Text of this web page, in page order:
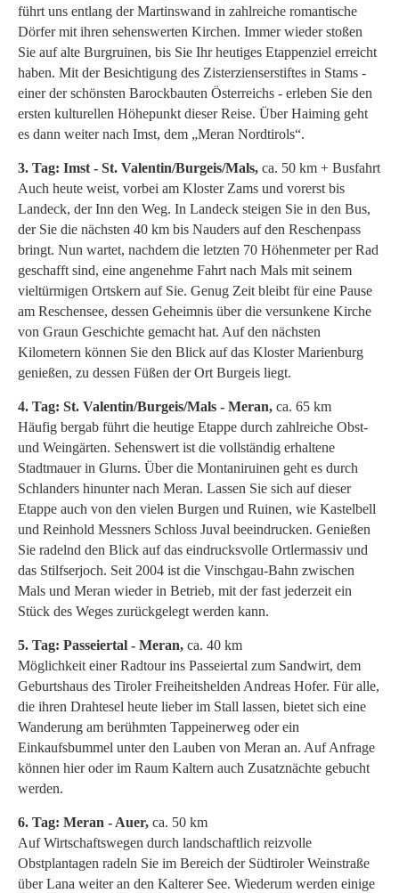
führt uns entlang der Martinswand in zahlreiche romantische
Dörfer mit ihren sehenswerten Kirchen. Immer wieder stoßen
Sie auf alte Burgruinen, bis Sie Ihr heutiges Etappenziel erreicht
haben. Mit der Besichtigung des Zisterzienserstiftes in Stams -
einer der schönsten Barockbauten Österreichs - erleben Sie den
ersten kulturellen Höhepunkt dieser Reise. Über Haiming geht
es dann weiter nach Imst, dem „Meran Nordtirols“.
3. Tag: Imst - St. Valentin/Burgeis/Mals, ca. 50 km + Busfahrt
Auch heute weist, vorbei am Kloster Zams und vorerst bis
Landeck, der Inn den Weg. In Landeck steigen Sie in den Bus,
der Sie die nächsten 40 km bis Nauders auf den Reschenpass
bringt. Nun wartet, nachdem die letzten 70 Höhenmeter per Rad
geschafft sind, eine angenehme Fahrt nach Mals mit seinem
vieltürmigen Ortskern auf Sie. Genug Zeit bleibt für eine Pause
am Reschensee, dessen Geheimnis über die versunkene Kirche
von Graun Geschichte gemacht hat. Auf den nächsten
Kilometern können Sie den Blick auf das Kloster Marienburg
genießen, zu dessen Füßen der Ort Burgeis liegt.
4. Tag: St. Valentin/Burgeis/Mals - Meran, ca. 65 km
Häufig bergab führt die heutige Etappe durch zahlreiche Obst-
und Weingärten. Sehenswert ist die vollständig erhaltene
Stadtmauer in Glurns. Über die Montaniruinen geht es durch
Schlanders hinunter nach Meran. Lassen Sie sich auf dieser
Etappe auch von den vielen Burgen und Ruinen, wie Kastelbell
und Reinhold Messners Schloss Juval beeindrucken. Genießen
Sie radelnd den Blick auf das eindrucksvolle Ortlermassiv und
das Stilfserjoch. Seit 2004 ist die Vinschgau-Bahn zwischen
Mals und Meran wieder in Betrieb, mit der fast jederzeit ein
Stück des Weges zurückgelegt werden kann.
5. Tag: Passeiertal - Meran, ca. 40 km
Möglichkeit einer Radtour ins Passeiertal zum Sandwirt, dem
Geburtshaus des Tiroler Freiheitshelden Andreas Hofer. Für alle,
die ihren Drahtesel heute lieber im Stall lassen, bietet sich eine
Wanderung am berühmten Tappeinerweg oder ein
Einkaufsbummel unter den Lauben von Meran an. Auf Anfrage
können hier oder im Raum Kaltern auch Zusatznächte gebucht
werden.
6. Tag: Meran - Auer, ca. 50 km
Auf Wirtschaftswegen durch landschaftlich reizvolle
Obstplantagen radeln Sie im Bereich der Südtiroler Weinstraße
über Lana weiter an den Kalterer See. Wiederum werden einige